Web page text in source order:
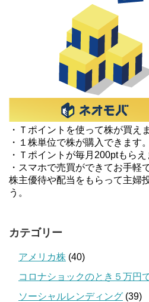
・Ｔポイントを使って株が買え
・１株単位で株が購入できます。
・Ｔポイントが毎月200ptもらえ
・スマホで売買ができてお手軽
株主優待や配当をもらって主婦
う。
カテゴリー
アメリカ株 (40)
コロナショックのとき５万円
ソーシャルレンディング (39)